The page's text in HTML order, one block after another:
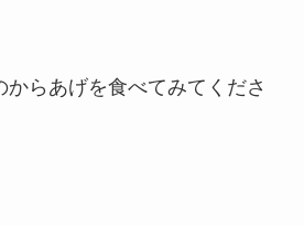
らあげを食べてみてくださ